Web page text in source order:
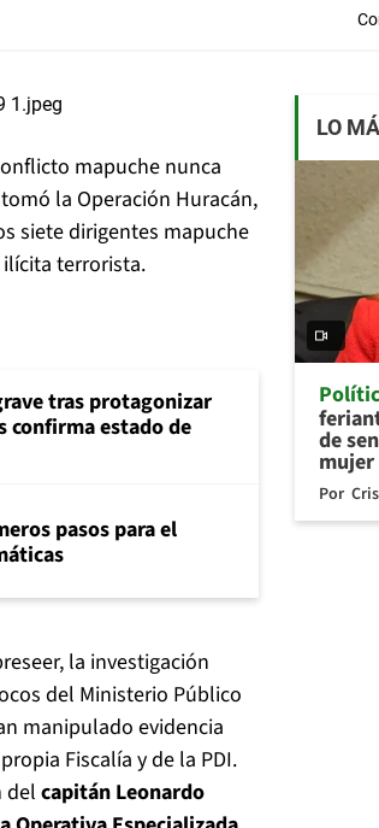
mapuche nunca
la Operación Huracán,
siete dirigentes mapuche
terrorista.
tras protagonizar
confirma estado de
pasos para el
la investigación
del Ministerio Público
manipulado evidencia
Fiscalía y de la PDI.
delcapitán Leonardo
LO
de
Por